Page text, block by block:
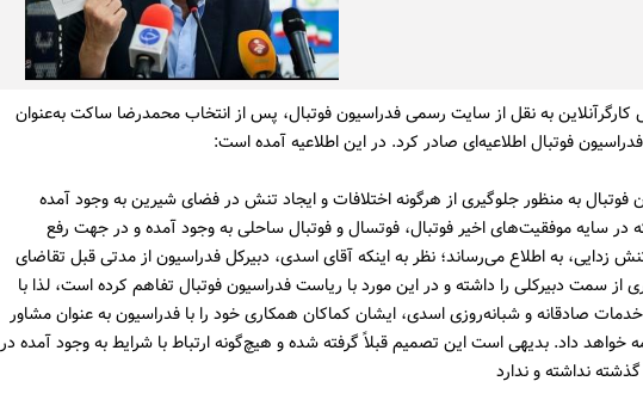
کارگرآنلاین به نقل از سایت رسمی فدراسیون فوتبال، پس از انتخاب محمدرضا ساکت به‌عنوان
فوتبال اطلاعیه‌ای صادر کرد. در این اطلاعیه آمده است:
فوتبال به منظور جلوگیری از هرگونه اختلافات و ایجاد تنش در فضای شیرین به وجود آمده
در سایه موفقیت‌های اخیر فوتبال، فوتسال و فوتبال ساحلی به وجود آمده و در جهت رفع
زدایی، به اطلاع می‌رساند؛ نظر به اینکه آقای اسدی، دبیرکل فدراسیون از مدتی قبل تقاضای
از سمت دبیرکلی را داشته و در این مورد با ریاست فدراسیون فوتبال تفاهم کرده است، لذا با
صادقانه و شبانه‌روزی اسدی، ایشان کماکان همکاری خود را با فدراسیون به عنوان مشاور
خواهد داد. بدیهی است این تصمیم قبلاً گرفته شده و هیچ‌گونه ارتباط با شرایط به وجود آمده در
نداشته و ندارد